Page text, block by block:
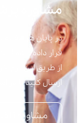
مشاوره
در پایان هر
قرار داده شده است
از طریق این نرم
ارسال کنید تا در
مشاوره